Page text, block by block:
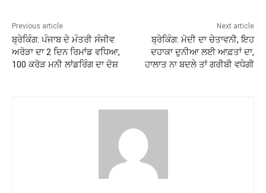
Previous article
ਬ੍ਰੇਕਿੰਗ: ਪੰਜਾਬ ਦੇ ਮੰਤਰੀ ਸੰਜੀਵ
ਅਰੋੜਾ ਦਾ 2 ਦਿਨ ਰਿਮਾਂਡ ਵਧਿਆ,
100 ਕਰੋੜ ਮਨੀ ਲਾਂਡਰਿੰਗ ਦਾ ਦੋਸ਼
Next article
ਬ੍ਰੇਕਿੰਗ: ਮੋਦੀ ਦਾ ਚੇਤਾਵਨੀ, ਇਹ
ਦਹਾਕਾ ਦੁਨੀਆ ਲਈ ਆਫ਼ਤਾਂ ਦਾ,
ਹਾਲਾਤ ਨਾ ਬਦਲੇ ਤਾਂ ਗਰੀਬੀ ਵਧੇਗੀ